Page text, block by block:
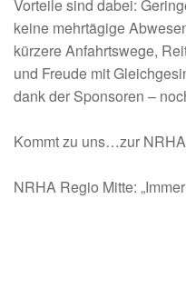
Vorteile sind dabei:
keine mehrtägige
kürzere Anfahrtswege,
und Freude mit
dank der Sponsoren –
Kommt zu uns…zur
NRHA Regio Mitte: